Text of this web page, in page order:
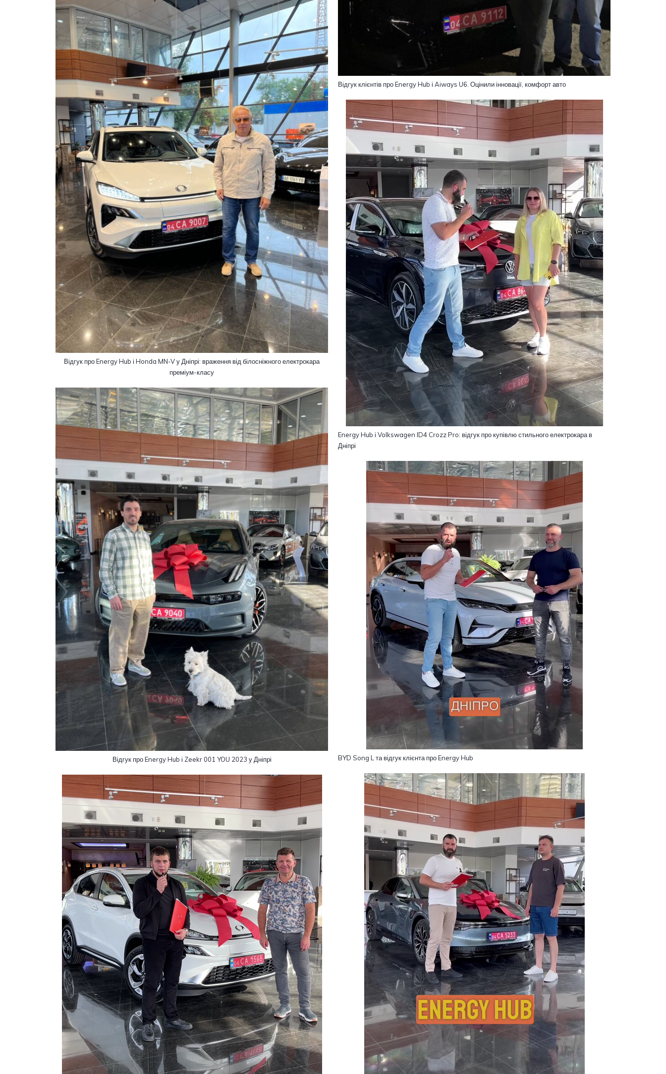
Відгук про Energy Hub і Honda MN-V у Дніпрі: враження від білосніжного електрокара
преміум-класу
Відгук про Energy Hub і Zeekr 001 YOU 2023 у Дніпрі
Відгук клієнтів про Energy Hub і Aiways U6. Оцінили інновації, комфорт авто
Energy Hub і Volkswagen ID4 Crozz Pro: відгук про купівлю стильного електрокара в
Дніпрі
BYD Song L та відгук клієнта про Energy Hub